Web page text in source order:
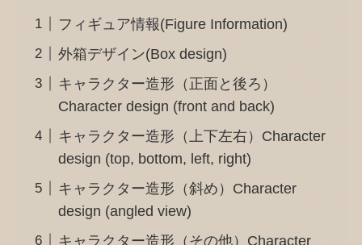
フィギュア情報(Figure Information)
外箱デザイン(Box design)
キャラクター造形（正面と後ろ）
Character design (front and back)
キャラクター造形（上下左右）Character
design (top, bottom, left, right)
キャラクター造形（斜め）Character
design (angled view)
キャラクター造形（その他）Character